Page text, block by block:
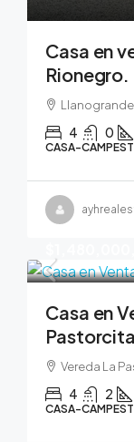
Casa en
Rionegro.
4 0
CASA-
Casa en
Vereda La
4 2
CASA-